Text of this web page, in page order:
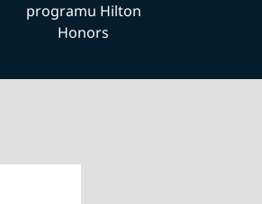
programu Hilton
Honors